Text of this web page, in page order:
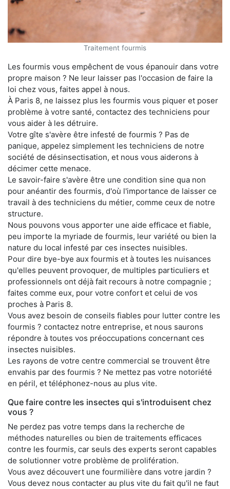
Traitement fourmis
Les fourmis vous empêchent de vous épanouir dans votre
propre maison ? Ne leur laisser pas l'occasion de faire la
loi chez vous, faites appel à nous.
À Paris 8, ne laissez plus les fourmis vous piquer et poser
problème à votre santé, contactez des techniciens pour
vous aider à les détruire.
Votre gîte s'avère être infesté de fourmis ? Pas de
panique, appelez simplement les techniciens de notre
société de désinsectisation, et nous vous aiderons à
décimer cette menace.
Le savoir-faire s'avère être une condition sine qua non
pour anéantir des fourmis, d'où l'importance de laisser ce
travail à des techniciens du métier, comme ceux de notre
structure.
Nous pouvons vous apporter une aide efficace et fiable,
peu importe la myriade de fourmis, leur variété ou bien la
nature du local infesté par ces insectes nuisibles.
Pour dire bye-bye aux fourmis et à toutes les nuisances
qu'elles peuvent provoquer, de multiples particuliers et
professionnels ont déjà fait recours à notre compagnie ;
faites comme eux, pour votre confort et celui de vos
proches à Paris 8.
Vous avez besoin de conseils fiables pour lutter contre les
fourmis ? contactez notre entreprise, et nous saurons
répondre à toutes vos préoccupations concernant ces
insectes nuisibles.
Les rayons de votre centre commercial se trouvent être
envahis par des fourmis ? Ne mettez pas votre notoriété
en péril, et téléphonez-nous au plus vite.
Que faire contre les insectes qui s'introduisent chez
vous ?
Ne perdez pas votre temps dans la recherche de
méthodes naturelles ou bien de traitements efficaces
contre les fourmis, car seuls des experts seront capables
de solutionner votre problème de prolifération.
Vous avez découvert une fourmilière dans votre jardin ?
Vous devez nous contacter au plus vite du fait qu'il ne faut